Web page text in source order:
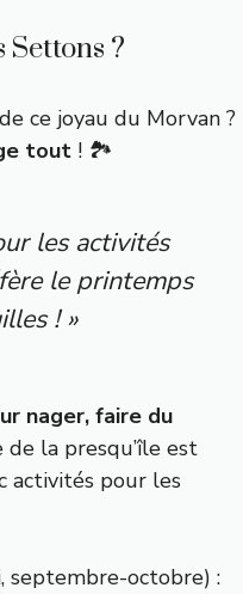
?
ce joyau du Morvan ?
tout ! 🏞️
les activités
le printemps
! »
nager, faire du
de la presqu’île est
activités pour les
septembre-octobre) :